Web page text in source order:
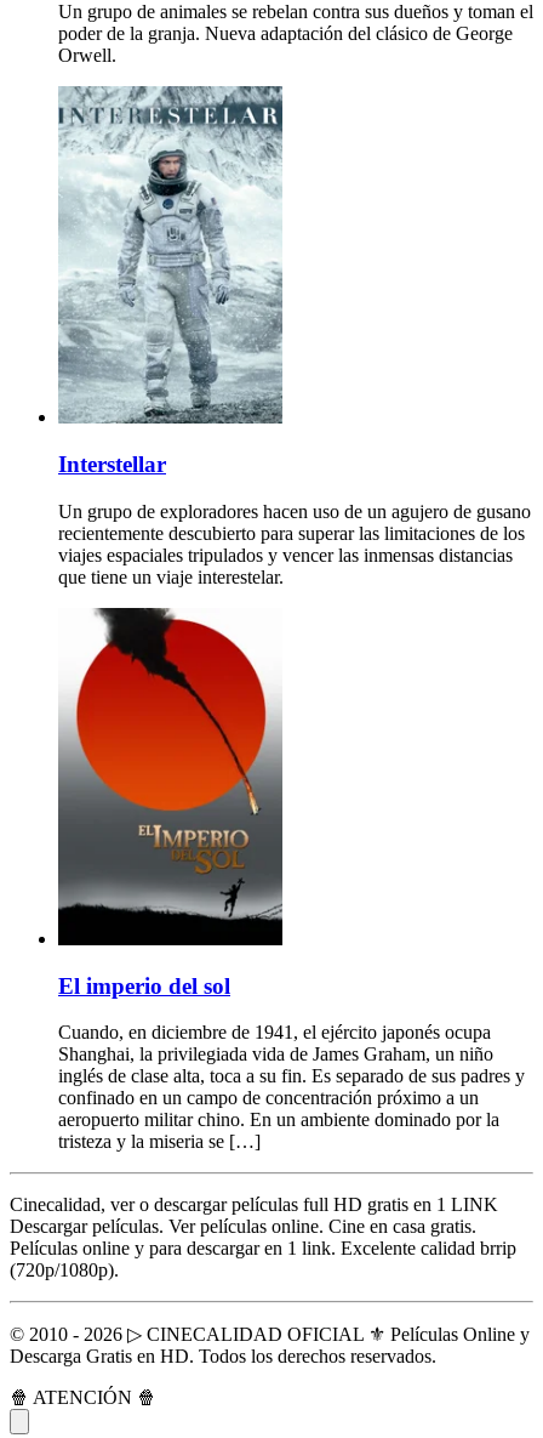
Un grupo de animales se rebelan contra sus dueños y toman el
poder de la granja. Nueva adaptación del clásico de George
Orwell.
Interstellar
Un grupo de exploradores hacen uso de un agujero de gusano
recientemente descubierto para superar las limitaciones de los
viajes espaciales tripulados y vencer las inmensas distancias
que tiene un viaje interestelar.
El imperio del sol
Cuando, en diciembre de 1941, el ejército japonés ocupa
Shanghai, la privilegiada vida de James Graham, un niño
inglés de clase alta, toca a su fin. Es separado de sus padres y
confinado en un campo de concentración próximo a un
aeropuerto militar chino. En un ambiente dominado por la
tristeza y la miseria se […]
Cinecalidad, ver o descargar películas full HD gratis en 1 LINK
Descargar películas. Ver películas online. Cine en casa gratis.
Películas online y para descargar en 1 link. Excelente calidad brrip
(720p/1080p).
© 2010 - 2026 ▷ CINECALIDAD OFICIAL ⚜️ Películas Online y
Descarga Gratis en HD. Todos los derechos reservados.
🍿 ATENCIÓN 🍿